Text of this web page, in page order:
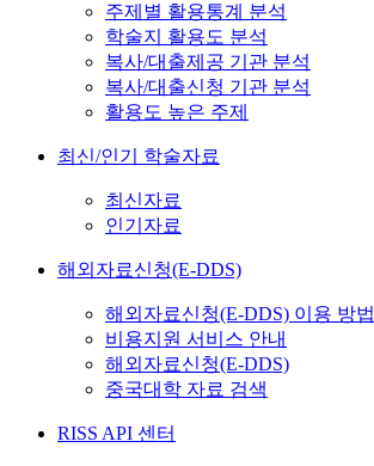
주제별 활용통계 분석
학술지 활용도 분석
복사/대출제공 기관 분석
복사/대출신청 기관 분석
활용도 높은 주제
최신/인기 학술자료
최신자료
인기자료
해외자료신청(E-DDS)
해외자료신청(E-DDS) 이용 방법
비용지원 서비스 안내
해외자료신청(E-DDS)
중국대학 자료 검색
RISS API 센터